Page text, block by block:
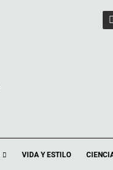
VIDA Y ESTILO